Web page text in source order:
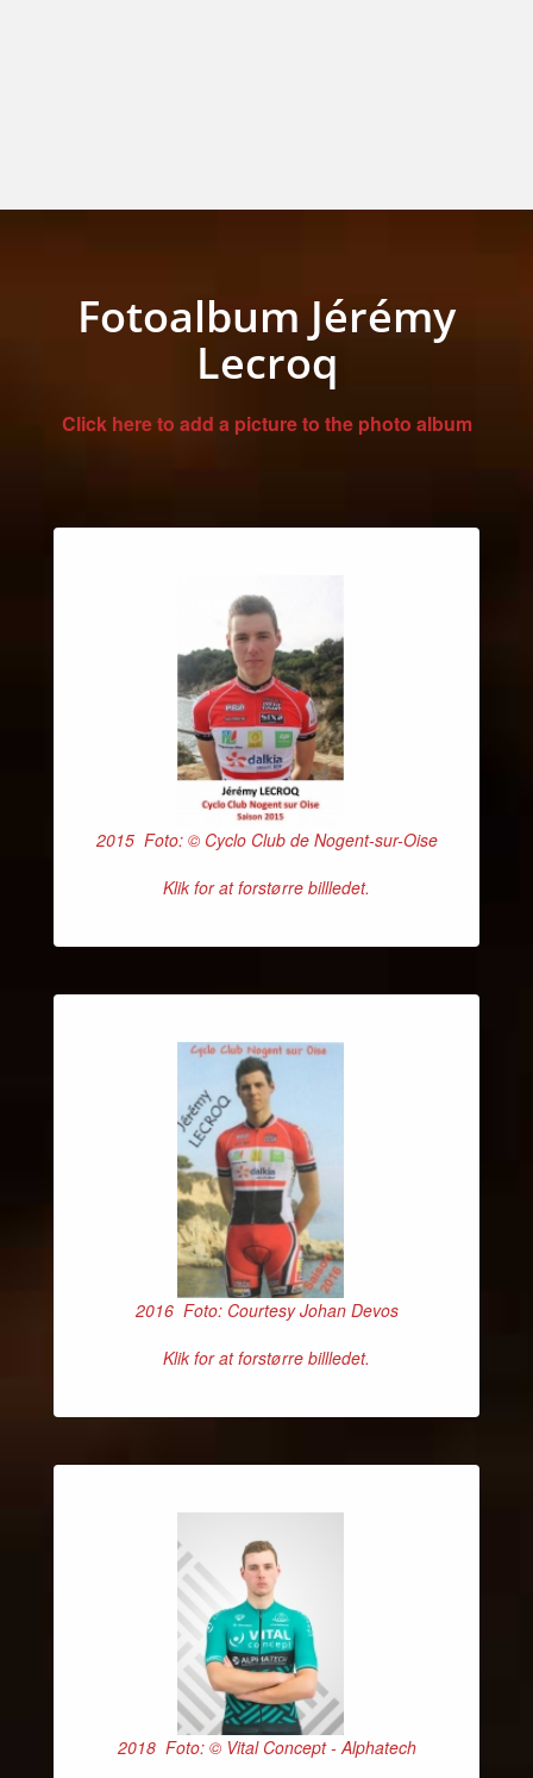
Fotoalbum Jérémy
Lecroq
Click here to add a picture to the photo album
2015 Foto: © Cyclo Club de Nogent-sur-Oise
Klik for at forstørre billledet.
2016 Foto: Courtesy Johan Devos
Klik for at forstørre billledet.
2018 Foto: © Vital Concept - Alphatech